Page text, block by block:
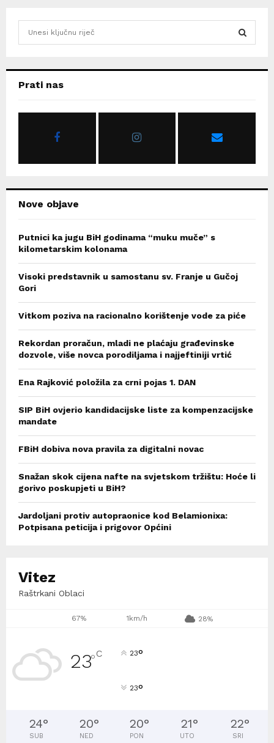
hPrati nas
Nove objave
Putnici ka jugu BiH godinama “muku muče” s
kilometarskim kolonama
Visoki predstavnik u samostanu sv. Franje u Gučoj
Gori
Vitkom poziva na racionalno korištenje vode za piće
Rekordan proračun, mladi ne plaćaju građevinske
dozvole, više novca porodiljama i najjeftiniji vrtić
Ena Rajković položila za crni pojas 1. DAN
SIP BiH ovjerio kandidacijske liste za kompenzacijske
mandate
FBiH dobiva nova pravila za digitalni novac
Snažan skok cijena nafte na svjetskom tržištu: Hoće li
gorivo poskupjeti u BiH?
Jardoljani protiv autopraonice kod Belamionixa:
Potpisana peticija i prigovor Općini
Vitez
Raštrkani Oblaci
67% 1km/h 28%
23°C 23°
23°
24°
SUB
20°
NED
20°
PON
21°
UTO
22°
SRI